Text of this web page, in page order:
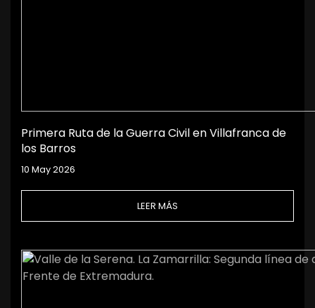
Primera Ruta de la Guerra Civil en Villafranca de
los Barros
10 May 2026
LEER MÁS